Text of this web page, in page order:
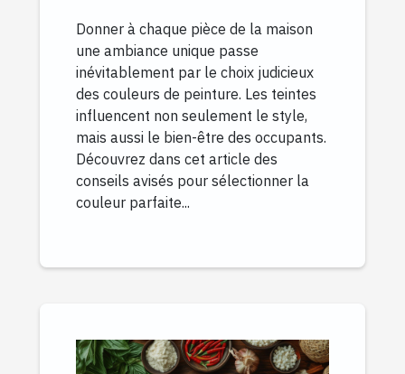
Donner à chaque pièce de la maison
une ambiance unique passe
inévitablement par le choix judicieux
des couleurs de peinture. Les teintes
influencent non seulement le style,
mais aussi le bien-être des occupants.
Découvrez dans cet article des
conseils avisés pour sélectionner la
couleur parfaite...